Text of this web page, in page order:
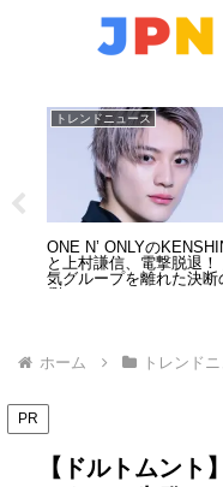
トレンドニュース
ONE N’ ONLYの
と上村謙信、電撃脱退！
気グループを離れた決断
ホーム トレンド
PR
【ドルトムント